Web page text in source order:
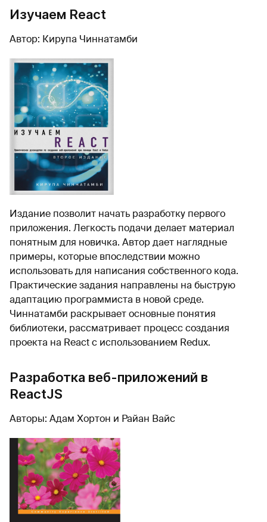
Изучаем React
Автор: Кирупа Чиннатамби
Издание позволит начать разработку первого
приложения. Легкость подачи делает материал
понятным для новичка. Автор дает наглядные
примеры, которые впоследствии можно
использовать для написания собственного кода.
Практические задания направлены на быструю
адаптацию программиста в новой среде.
Чиннатамби раскрывает основные понятия
библиотеки, рассматривает процесс создания
проекта на React с использованием Redux.
Разработка веб-приложений в
ReactJS
Авторы: Адам Хортон и Райан Вайс